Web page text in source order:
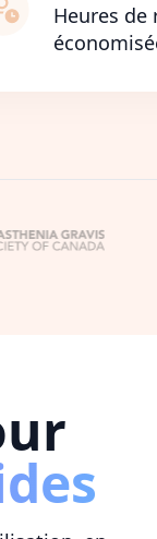
Heures de